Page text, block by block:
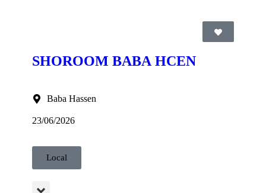
SHOROOM BABA HCEN
Baba Hassen
23/06/2026
Local